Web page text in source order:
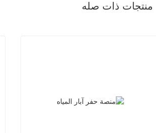
منتجات ذات صله